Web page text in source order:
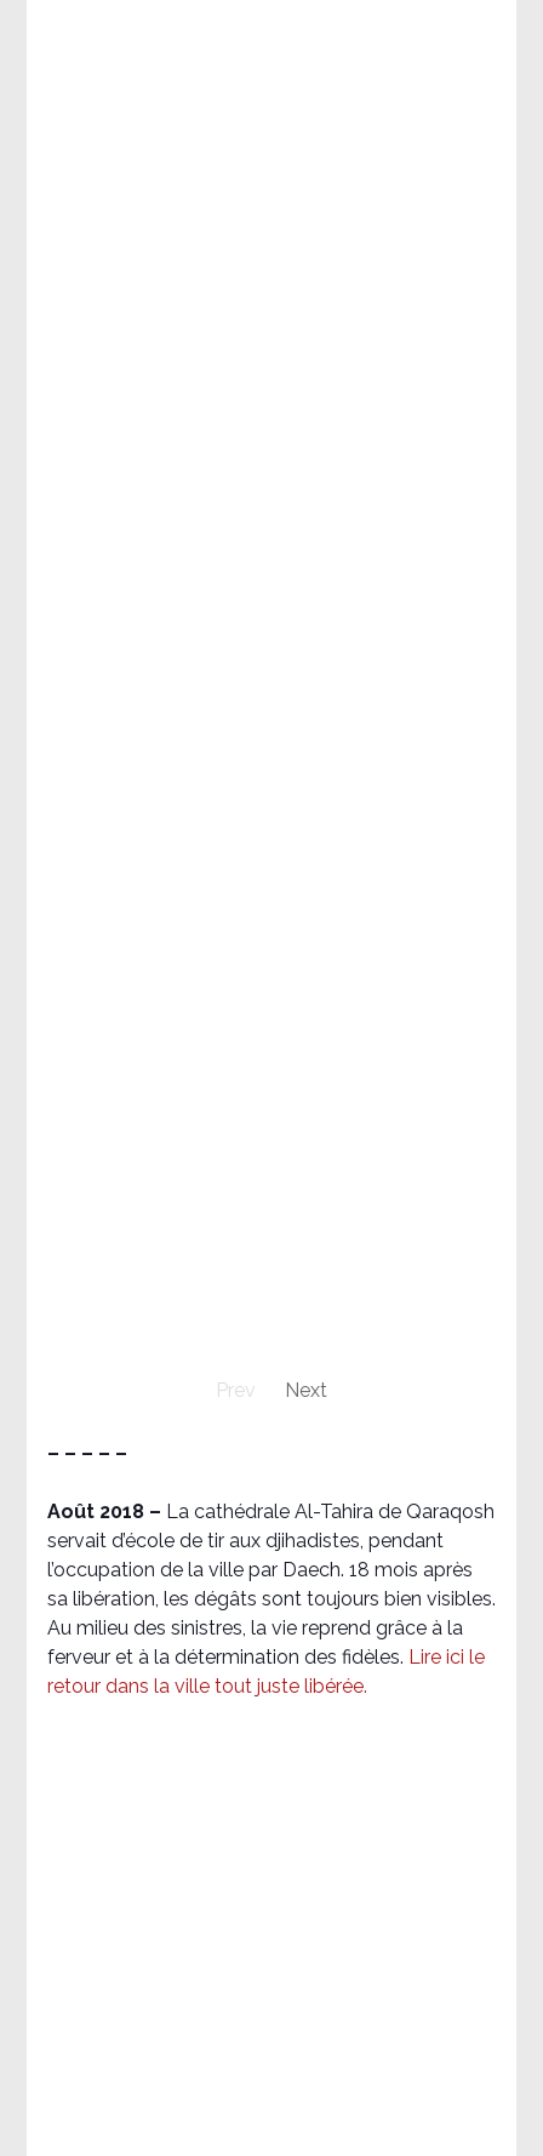
Prev Next
– – – – –
Août 2018 – La cathédrale Al-Tahira de Qaraqosh
servait d’école de tir aux djihadistes, pendant
l’occupation de la ville par Daech. 18 mois après
sa libération, les dégâts sont toujours bien visibles.
Au milieu des sinistres, la vie reprend grâce à la
ferveur et à la détermination des fidèles. Lire ici le
retour dans la ville tout juste libérée.